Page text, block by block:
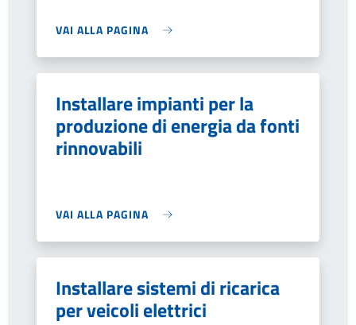
VAI ALLA PAGINA
Installare impianti per la
produzione di energia da fonti
rinnovabili
VAI ALLA PAGINA
Installare sistemi di ricarica
per veicoli elettrici